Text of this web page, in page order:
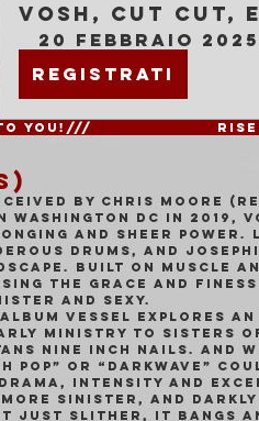
VOSH, Cut
20 febbraio
Registrati
by Chris Moore
Washington DC in 2019,
and sheer
drums, and
Built on muscle
the grace and
and sexy.
album VESSEL
Ministry to Sisters
Nine Inch Nails. And
pop” or “darkwave”
intensity and
more sinister, and
just slither, it bangs